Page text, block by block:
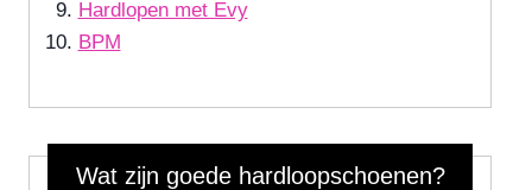
Hardlopen met Evy
BPM
Wat zijn goede hardloopschoenen?